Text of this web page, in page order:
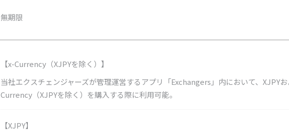
無期限
【x-Currency（XJPYを除く）】
当社エクスチェンジャーズが管理運営するアプリ「Exchangers」内において、XJPY
Currency（XJPYを除く）を購入する際に利用可能。
【XJPY】